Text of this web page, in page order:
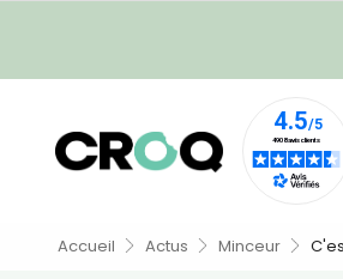
Accueil Actus Minceur